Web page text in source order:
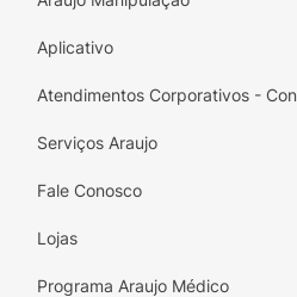
CARANGUEJO),
AVEIA E SUAS ESTIRPES
Modo de Preparo:
próximoàs principais
calor e umidade.Após
60 dias"
Aplicativo
Atendimentos Corporativos -
Serviços Araujo
Fale Conosco
Lojas
Programa Araujo Médico